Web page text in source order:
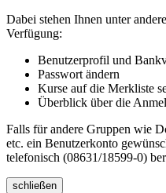
Dabei stehen Ihnen unter
Verfügung:
Benutzerprofil und
Passwort ändern
Kurse auf die Merkliste
Überblick über die
Falls für andere Gruppen wie
etc. ein Benutzerkonto
telefonisch (08631/18599-0)
schließen